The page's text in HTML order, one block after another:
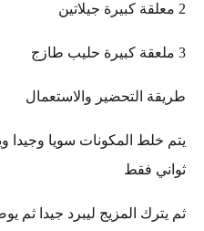
2 معلقة كبيرة جيلاتين
3 ملعقة كبيرة حليب طازج
طريقة التحضير والاستعمال
ثواني فقط
ثم يترك المزيج ليبرد جيدا ثم